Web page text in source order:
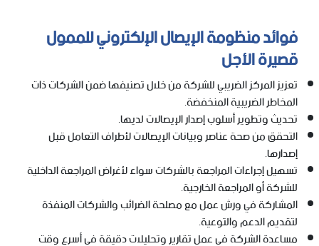
فوائد منظومة الإيصال الإلكتروني للممول
قصيرة الأجل
تعزيز المركز الضريبي للشركة من خلال تصنيفها ضمن الشركات ذات
المخاطر الضريبية المنخفضة.
تحديث وتطوير أسلوب إصدار الإيصالات لديها.
التحقق من صحة عناصر وبيانات الإيصالات لأطراف التعامل قبل
إصدارها.
تسهيل إجراءات المراجعة بالشركات سواء لأغراض المراجعة الداخلية
للشركة أو المراجعة الخارجية.
المشاركة في ورش عمل مع مصلحة الضرائب والشركات المنفذة
لتقديم الدعم والتوعية.
مساعدة الشركة في عمل تقارير وتحليلات دقيقة في أسرع وقت